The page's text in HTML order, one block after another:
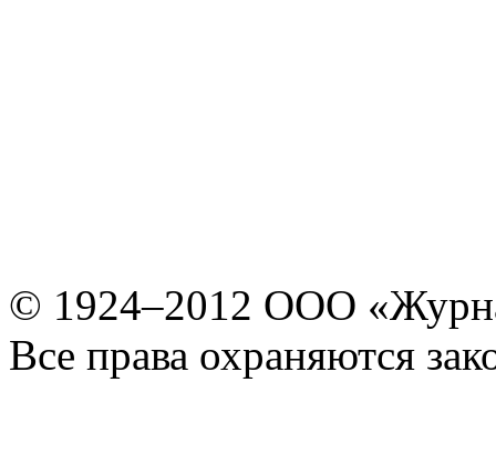
© 1924–2012 ООО
Все права охраняются